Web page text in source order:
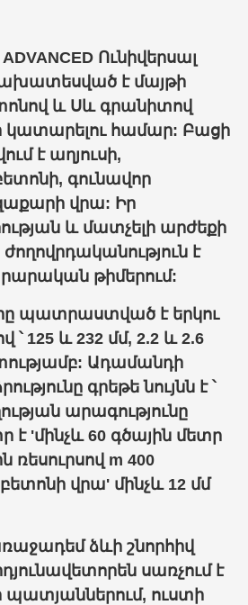
ADVANCED Ունիվերսալ
է մայթի
և Սև գրանիտով
համար: Բացի
է աղյուսի,
գունավոր
վրա: Իր
և մատչելի արժեքի
է
թիմերում:
պատրաստված է երկու
125 և 232 մմ, 2.2 և 2.6
Ադամանդի
գրեթե նույնն է ՝
արագությունը
է 'մինչև 60 գծային մետր
m 400
վրա' մինչև 12 մմ
ձևի շնորհիվ
սառչում է
պատյաններում, ուստի